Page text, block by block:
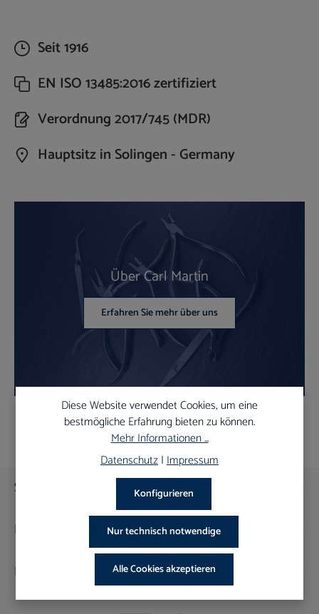
Seit 1916
EN ISO 13485:2016 zertifiziert
Verordnung 2017/745 (MDR)
Hauptsitz in Solingen - Germany
Über Carl Martin
Erfahren Sie mehr über uns
Service-Hotline
Informationen
Rechtliches
Diese Website verwendet Cookies, um eine
bestmögliche Erfahrung bieten zu können.
Mehr Informationen ...
Datenschutz|Impressum
Nur technisch notwendige
Konfigurieren
Alle Cookies akzeptieren